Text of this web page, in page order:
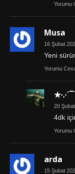
Yorumu
Musa
16 Şubat
Yeni
Yorumu
20
4dk
Yorumu
arda
15 Şubat